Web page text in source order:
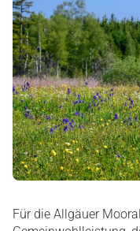
Für die Allgäuer